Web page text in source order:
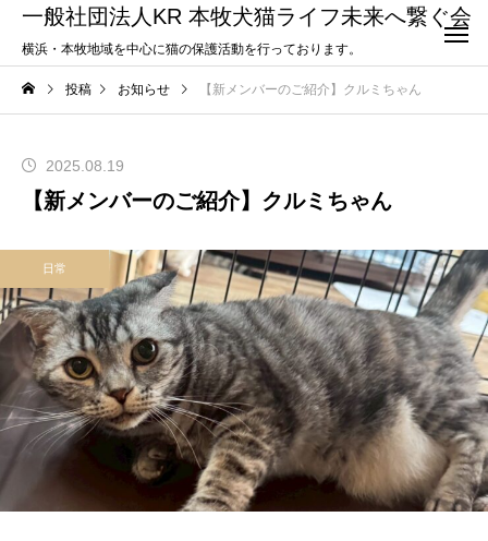
一般社団法人KR 本牧犬猫ライフ未来へ繋ぐ会
横浜・本牧地域を中心に猫の保護活動を行っております。
投稿 お知らせ 【新メンバーのご紹介】クルミちゃん
2025.08.19
【新メンバーのご紹介】クルミちゃん
日常